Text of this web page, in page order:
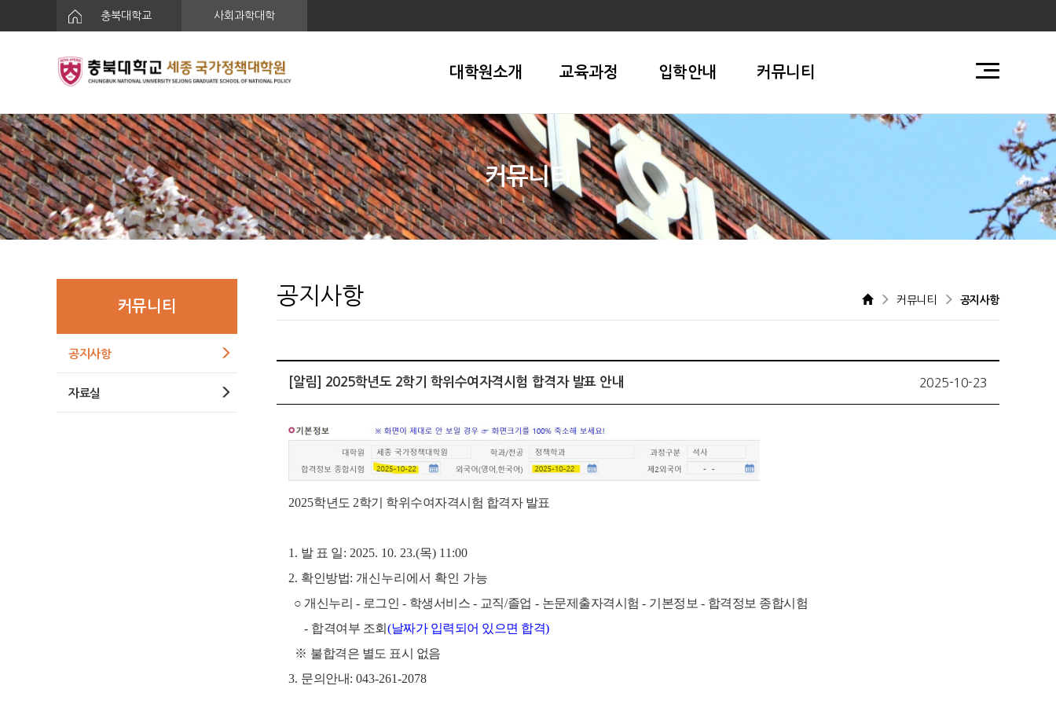
충북대학교 사회과학대학
대학원소개 교육과정 입학안내 커뮤니티
커뮤니티
커뮤니티
공지사항
자료실
공지사항 커뮤니티 공지사항
[알림] 2025학년도 2학기 학위수여자격시험 합격자 발표 안내 2025-10-23
2025학년도 2학기 학위수여자격시험 합격자 발표
1. 발 표 일: 2025. 10. 23.(목) 11:00
2. 확인방법: 개신누리에서 확인 가능
○ 개신누리 - 로그인 - 학생서비스 - 교직/졸업 - 논문제출자격시험- 기본정보 - 합격정보 종합시험
- 합격여부 조회 (날짜가 입력되어 있으면 합격)
※ 불합격은 별도 표시 없음
3. 문의안내: 043-261-2078